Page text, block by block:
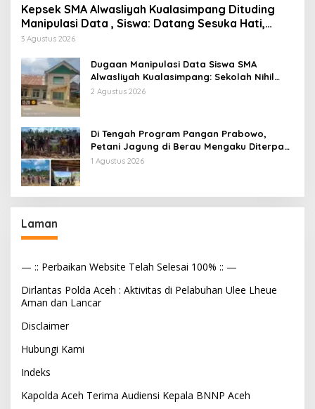
Kepsek SMA Alwasliyah Kualasimpang Dituding
Manipulasi Data , Siswa: Datang Sesuka Hati,
Dana MBG Disalurkan ke Guru & Pesantren
3 Agustus 2026
Dugaan Manipulasi Data Siswa SMA
Alwasliyah Kualasimpang: Sekolah Nihil
Murid Tapi Terima Dana BOS & Paket
2 Agustus 2026
Di Tengah Program Pangan Prabowo,
Petani Jagung di Berau Mengaku Diterpa
Tekanan Aparat
1 Agustus 2026
Laman
— :: Perbaikan Website Telah Selesai 100% :: —
Dirlantas Polda Aceh : Aktivitas di Pelabuhan Ulee Lheue
Aman dan Lancar
Disclaimer
Hubungi Kami
Indeks
Kapolda Aceh Terima Audiensi Kepala BNNP Aceh